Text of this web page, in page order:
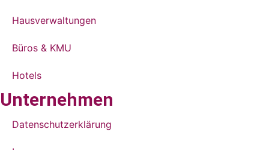
Hausverwaltungen
Büros & KMU
Hotels
Unternehmen
Datenschutzerklärung